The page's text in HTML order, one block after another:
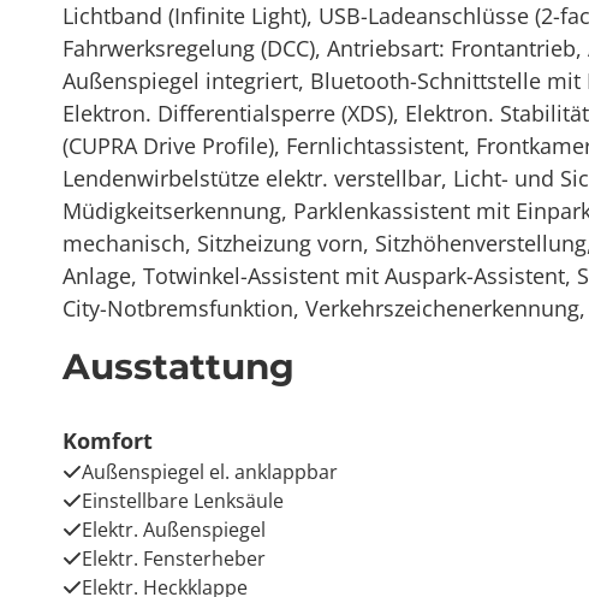
Lichtband (Infinite Light), USB-Ladeanschlüsse (2-
Fahrwerksregelung (DCC), Antriebsart:
Außenspiegel integriert, Bluetooth-Schnittstelle
Elektron. Differentialsperre (XDS), Elektron.
(CUPRA Drive Profile), Fernlichtassistent,
Lendenwirbelstütze elektr. verstellbar, Licht- und
Müdigkeitserkennung, Parklenkassistent mit
mechanisch, Sitzheizung vorn,
Anlage, Totwinkel-Assistent mit Auspark-
City-Notbremsfunktion,
Ausstattung
Komfort
Außenspiegel el. anklappbar
Einstellbare Lenksäule
Elektr. Außenspiegel
Elektr. Fensterheber
Elektr. Heckklappe